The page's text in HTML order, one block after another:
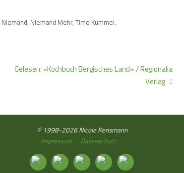
Niemand, Niemand Mehr,Timo Kümmel.
Gelesen: »Kochbuch Bergisches Land« / Regionalia
Verlag
© 1998-2026 Nicole Rensmann
Impressum
Datenschutz